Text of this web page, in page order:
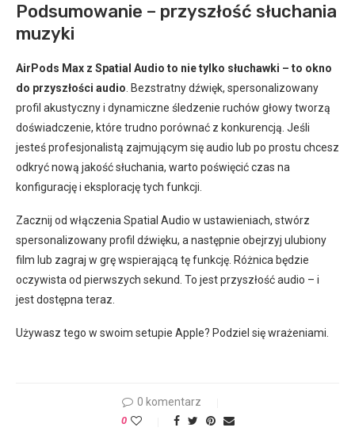
Podsumowanie – przyszłość słuchania
muzyki
AirPods Max z Spatial Audio to nie tylko słuchawki – to okno
do przyszłości audio . Bezstratny dźwięk, spersonalizowany
profil akustyczny i dynamiczne śledzenie ruchów głowy tworzą
doświadczenie, które trudno porównać z konkurencją. Jeśli
jesteś profesjonalistą zajmującym się audio lub po prostu chcesz
odkryć nową jakość słuchania, warto poświęcić czas na
konfigurację i eksplorację tych funkcji.
Zacznij od włączenia Spatial Audio w ustawieniach, stwórz
spersonalizowany profil dźwięku, a następnie obejrzyj ulubiony
film lub zagraj w grę wspierającą tę funkcję. Różnica będzie
oczywista od pierwszych sekund. To jest przyszłość audio – i
jest dostępna teraz.
Używasz tego w swoim setupie Apple? Podziel się wrażeniami.
0 komentarz
0